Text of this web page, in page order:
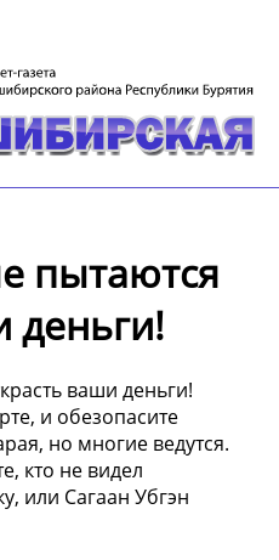
пытаются
деньги!
ваши деньги!
и обезопасите
но многие ведутся.
кто не видел
или Сагаан Убгэн